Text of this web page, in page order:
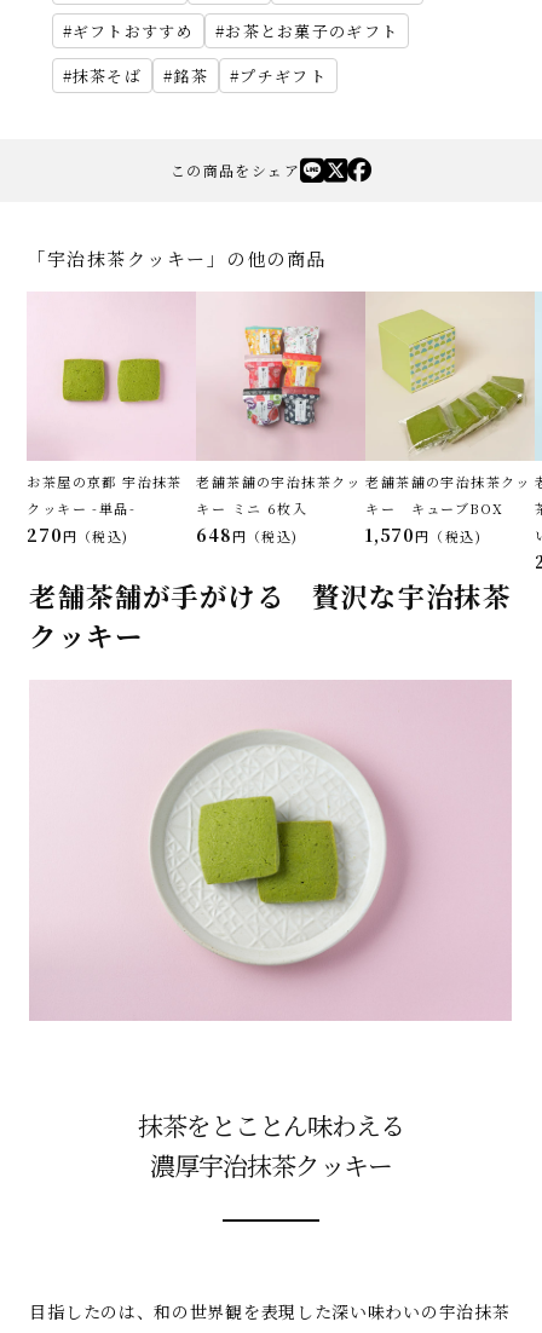
ギフトおすすめ
お茶とお菓子のギフト
抹茶そば
銘茶 プチギフト
この商品をシェア
「宇治抹茶クッキー」の他の商品
お茶屋の京都 宇治抹茶
クッキー -単品-
270 税込
老舗茶舗の宇治抹茶クッ
キー ミニ 6枚入
648 税込
老舗茶舗の宇治抹茶クッ
キー キューブBOX
1,570 税込
老舗茶舗が手がける 贅沢な宇治抹茶
クッキー
抹茶をとことん味わえる
濃厚宇治抹茶クッキー
目指したのは、和の世界観を表現した深い味わいの宇治抹茶